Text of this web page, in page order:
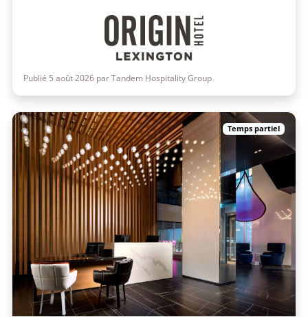
Publié 5 août 2026 par Tandem Hospitality Group
Temps partiel